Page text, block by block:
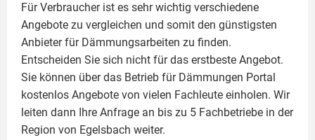
Für Verbraucher ist es sehr wichtig verschiedene
Angebote zu vergleichen und somit den günstigsten
Anbieter für Dämmungsarbeiten zu finden.
Entscheiden Sie sich nicht für das erstbeste Angebot.
Sie können über das Betrieb für Dämmungen Portal
kostenlos Angebote von vielen Fachleute einholen. Wir
leiten dann Ihre Anfrage an bis zu 5 Fachbetriebe in der
Region von Egelsbach weiter.